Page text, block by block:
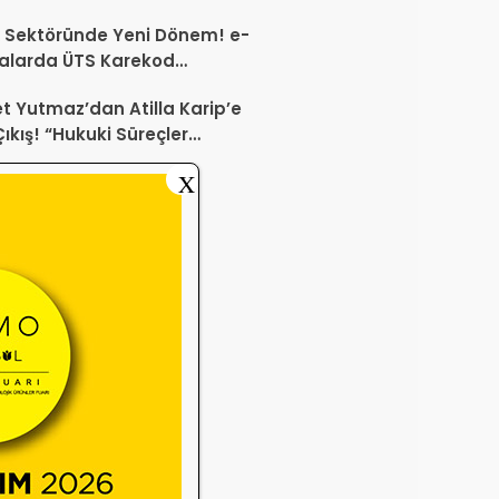
Yeni Dönem! e-
ÜTS Karekod
Yutmaz’dan Atilla Karip’e
“Hukuki Süreçler
Sektöre Kazandırdığınız
X